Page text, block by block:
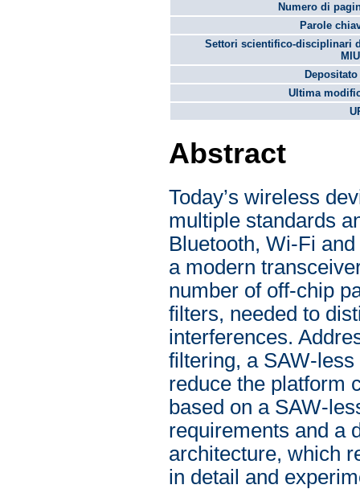
Numero di
Parole
Settori scientifico-disciplinari
Ultima
Abstract
Today’s wireless
multiple standards
Bluetooth, Wi-Fi
a modern
number of off-chip
filters, needed to
interferences.
filtering, a SAW-
reduce the platform
based on a SAW-
requirements and a
architecture, which
in detail and